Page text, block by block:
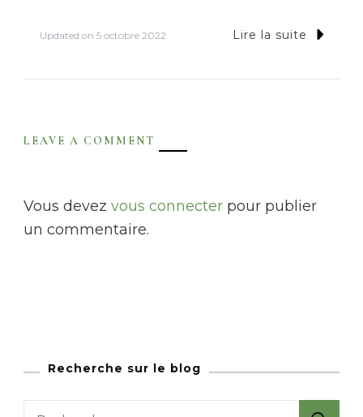
Updated on 5 octobre 2022 Lire la suite
LEAVE A COMMENT
Vous devez vous connecter pour publier
un commentaire.
Recherche sur le blog